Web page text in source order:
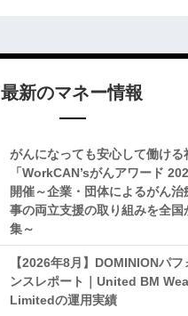
最新のマネー情報
がんになっても安心して働ける
「WorkCAN’sがんアワード
開催～企業・団体によるがん治
事の両立支援の取り組みを全国
集～
【2026年8月】DOMINIONパフ
ンスレポート｜United BM
Limitedの運用実績